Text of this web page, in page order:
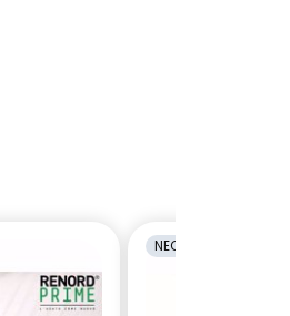
NEOPATENTATI